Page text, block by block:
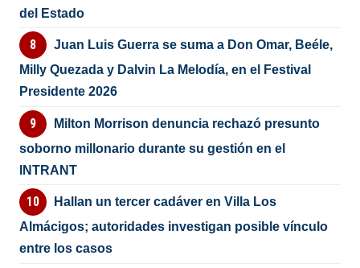
del Estado
Juan Luis Guerra se suma a Don Omar, Beéle,
Milly Quezada y Dalvin La Melodía, en el Festival
Presidente 2026
Milton Morrison denuncia rechazó presunto
soborno millonario durante su gestión en el
INTRANT
Hallan un tercer cadáver en Villa Los
Almácigos; autoridades investigan posible vínculo
entre los casos